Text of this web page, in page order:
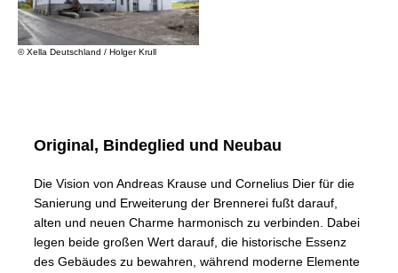
© Xella Deutschland / Holger Krull
Original, Bindeglied und Neubau
Die Vision von Andreas Krause und Cornelius Dier für die
Sanierung und Erweiterung der Brennerei fußt darauf,
alten und neuen Charme harmonisch zu verbinden. Dabei
legen beide großen Wert darauf, die historische Essenz
des Gebäudes zu bewahren, während moderne Elemente